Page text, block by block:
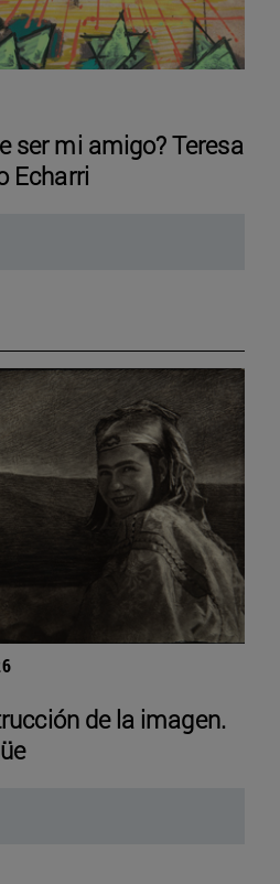
ser mi amigo? Teresa
Echarri
de la imagen.